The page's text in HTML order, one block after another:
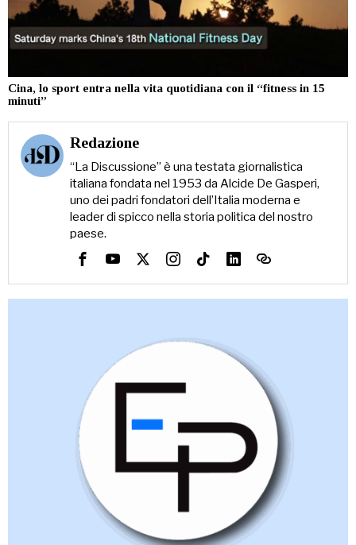
Cina, lo sport entra nella vita quotidiana con il “fitness in 15
minuti”
Redazione
“La Discussione” è una testata giornalistica
italiana fondata nel 1953 da Alcide De Gasperi,
uno dei padri fondatori dell’Italia moderna e
leader di spicco nella storia politica del nostro
paese.